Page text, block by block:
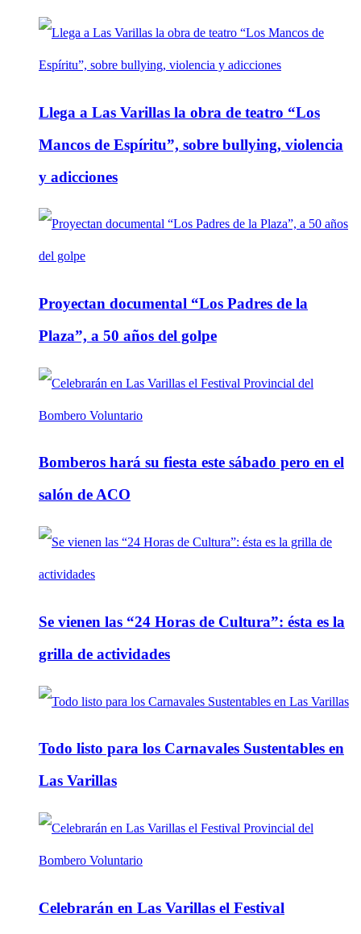
Llega a Las Varillas la obra de teatro “Los
Mancos de Espíritu”, sobre bullying, violencia
y adicciones
Proyectan documental “Los Padres de la
Plaza”, a 50 años del golpe
Bomberos hará su fiesta este sábado pero en el
salón de ACO
Se vienen las “24 Horas de Cultura”: ésta es la
grilla de actividades
Todo listo para los Carnavales Sustentables en
Las Varillas
Celebrarán en Las Varillas el Festival